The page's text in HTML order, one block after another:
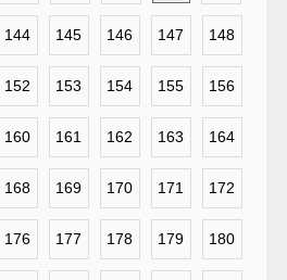
144 145 146 147 148
152 153 154 155 156
160 161 162 163 164
168 169 170 171 172
176 177 178 179 180